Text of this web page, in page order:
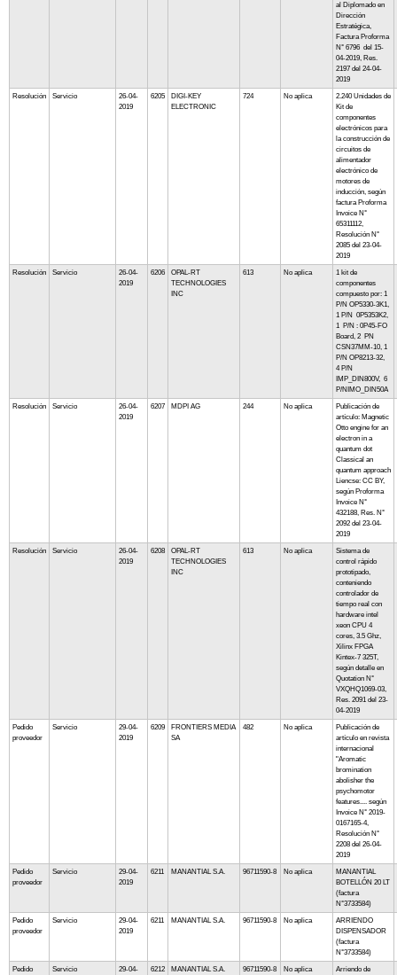
al Diplomado en
Dirección
Estratégica,
Factura Proforma
N° 6796 del 15-
04-2019, Res.
2197 del 24-04-
2019
Resolución Servicio
26-04-
2019
6205
DIGI-KEY
ELECTRONIC
724 No aplica
2.240 Unidades de
Kit de
componentes
electrónicos para
la construcción de
circuitos de
alimentador
electrónico de
motores de
inducción, según
factura Proforma
Invoice N°
65311112,
Resolución N°
2085 del 23-04-
2019
Resolución Servicio
26-04-
2019
6206
OPAL-RT
TECHNOLOGIES
INC
613 No aplica
1 kit de
componentes
compuesto por: 1
P/N OP5330-3K1,
1 P/N 0P5353K2,
1 P/N : 0P45-FO
Board, 2 PN
CSN37MM-10, 1
P/N OP8213-32,
4 P/N
IMP_DIN800V, 6
P/NIMO_DIN50A
Resolución Servicio
26-04-
2019
6207 MDPI AG 244 No aplica
Publicación de
artículo: Magnetic
Otto engine for an
electron in a
quantum dot
Classical an
quantum approach
Liencse: CC BY,
según Proforma
Invoice N°
432188, Res. N°
2092 del 23-04-
2019
Resolución Servicio
26-04-
2019
6208
OPAL-RT
TECHNOLOGIES
INC
613 No aplica
Sistema de
control rápido
prototipado,
conteniendo
controlador de
tiempo real con
hardware intel
xeon CPU 4
cores, 3.5 Ghz,
Xilinx FPGA
Kintex-7 325T,
según detalle en
Quotation N°
VXQHQ1069-03,
Res. 2091 del 23-
04-2019
Pedido
proveedor
Servicio
29-04-
2019
6209
FRONTIERS MEDIA
SA
482 No aplica
Publicación de
artículo en revista
internacional
"Aromatic
bromination
abolisher the
psychomotor
features.... según
Invoice N° 2019-
0167165-4,
Resolución N°
2208 del 26-04-
2019
Pedido
proveedor
Servicio
29-04-
2019
6211 MANANTIAL S.A. 96711590-8 No aplica
MANANTIAL
BOTELLÓN 20 LT
(factura
N°3733584)
Pedido
proveedor
Servicio
29-04-
2019
6211 MANANTIAL S.A. 96711590-8 No aplica
ARRIENDO
DISPENSADOR
(factura
N°3733584)
Pedido
Servicio
29-04-
6212 MANANTIAL S.A. 96711590-8 No aplica
Arriendo de